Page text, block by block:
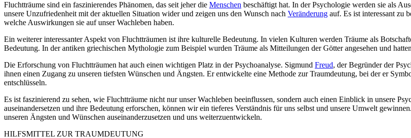
Fluchtträume sind ein faszinierendes Phänomen, das seit jeher die Menschen beschäftigt hat. In der Psychologie werden sie als
unsere Unzufriedenheit mit der aktuellen Situation wider und zeigen uns den Wunsch nach Veränderung auf. Es ist interessant zu
welche Auswirkungen sie auf unser Wachleben haben.
Ein weiterer interessanter Aspekt von Fluchtträumen ist ihre kulturelle Bedeutung. In vielen Kulturen werden Träume als
Bedeutung. In der antiken griechischen Mythologie zum Beispiel wurden Träume als Mitteilungen der Götter angesehen und
Die Erforschung von Fluchtträumen hat auch einen wichtigen Platz in der Psychoanalyse. Sigmund Freud, der Begründer der
ihnen einen Zugang zu unseren tiefsten Wünschen und Ängsten. Er entwickelte eine Methode zur Traumdeutung, bei der er
entschlüsseln.
Es ist faszinierend zu sehen, wie Fluchtträume nicht nur unser Wachleben beeinflussen, sondern auch einen Einblick in unsere
auseinandersetzen und ihre Bedeutung erforschen, können wir ein tieferes Verständnis für uns selbst und unsere Umwelt
unseren Ängsten und Wünschen auseinanderzusetzen und uns weiterzuentwickeln.
HILFSMITTEL ZUR TRAUMDEUTUNG